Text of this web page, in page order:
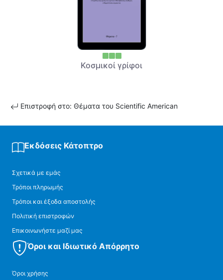
Κοσμικοί γρίφοι
Επιστροφή στο: Θέματα του Scientific American
Εκδόσεις Κάτοπτρο
Σχετικά με εμάς
Τρόποι πληρωμής
Τρόποι και έξοδα αποστολής
Πολιτική επιστροφών
Επικοινωνήστε μαζί μας
Όροι και Ιδιωτικό Απόρρητο
Όροι χρήσης